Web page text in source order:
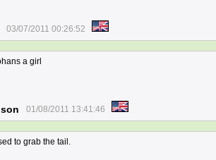
03/07/2011 00:26:52
a girl
01/08/2011 13:41:46
to grab the tail.